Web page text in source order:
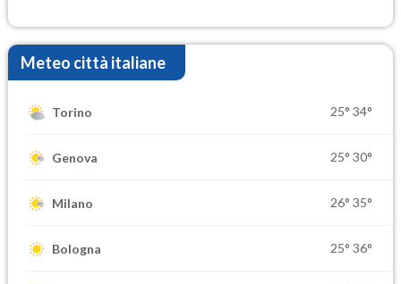
Meteo città italiane
Torino 25° 34°
Genova 25° 30°
Milano 26° 35°
Bologna 25° 36°